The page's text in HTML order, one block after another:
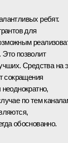
ребят.
для
позволит
Средства на
сокращения
по тем
обоснованно.